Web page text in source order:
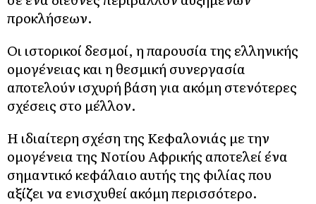
προκλήσεων.
Οι ιστορικοί δεσμοί, η παρουσία της ελληνικής
ομογένειας και η θεσμική συνεργασία
αποτελούν ισχυρή βάση για ακόμη στενότερες
σχέσεις στο μέλλον.
Η ιδιαίτερη σχέση της Κεφαλονιάς με την
ομογένεια της Νοτίου Αφρικής αποτελεί ένα
σημαντικό κεφάλαιο αυτής της φιλίας που
αξίζει να ενισχυθεί ακόμη περισσότερο.